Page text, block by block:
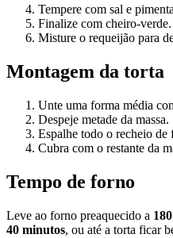
Tempere com sal e
Finalize com cheiro-verde.
Misture o requeijão para
Montagem da torta
Unte uma forma média
Despeje metade da massa.
Espalhe todo o recheio de
Cubra com o restante da
Tempo de forno
Leve ao forno preaquecido a
40 minutos, ou até a torta ficar